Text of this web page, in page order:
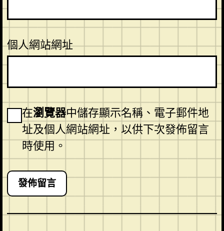
個人網站網址
在瀏覽器中儲存顯示名稱、電子郵件地
址及個人網站網址，以供下次發佈留言
時使用。